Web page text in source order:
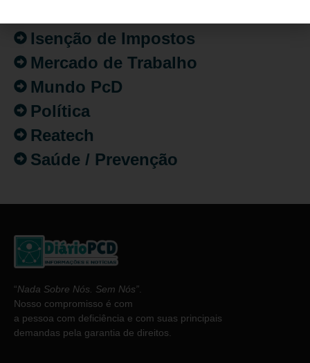
Isenção de Impostos
Mercado de Trabalho
Mundo PcD
Política
Reatech
Saúde / Prevenção
“Nada Sobre Nós. Sem Nós”
Nosso compromisso é com
a pessoa com deficiência e com suas principais
demandas pela garantia de direitos.